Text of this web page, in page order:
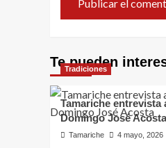
Te pueden
Tradiciones
Tamariche entrevista
Domingo José Acosta
Tamariche 4 mayo, 2026